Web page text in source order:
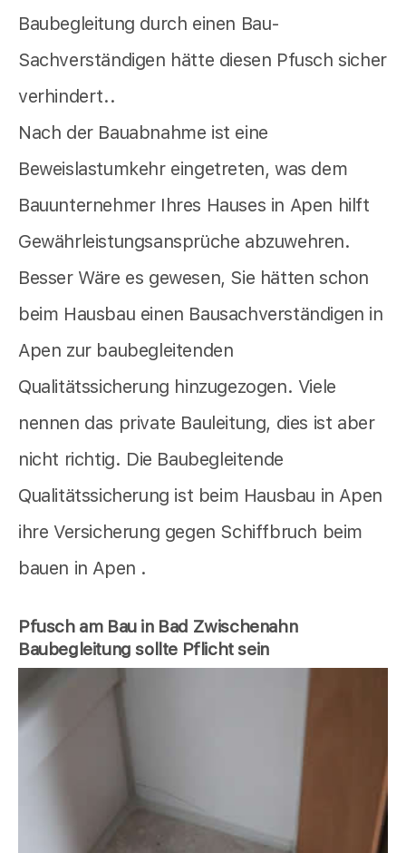
Baubegleitung durch einen Bau-
Sachverständigen hätte diesen Pfusch sicher
verhindert..
Nach der Bauabnahme ist eine
Beweislastumkehr eingetreten, was dem
Bauunternehmer Ihres Hauses in Apen hilft
Gewährleistungsansprüche abzuwehren.
Besser Wäre es gewesen, Sie hätten schon
beim Hausbau einen Bausachverständigen in
Apen zur baubegleitenden
Qualitätssicherung hinzugezogen. Viele
nennen das private Bauleitung, dies ist aber
nicht richtig. Die Baubegleitende
Qualitätssicherung ist beim Hausbau in Apen
ihre Versicherung gegen Schiffbruch beim
bauen in Apen .
Pfusch am Bau in Bad Zwischenahn
Baubegleitung sollte Pflicht sein